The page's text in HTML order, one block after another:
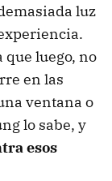
luz
luego, no
en las
ventana o
lo sabe, y
esos